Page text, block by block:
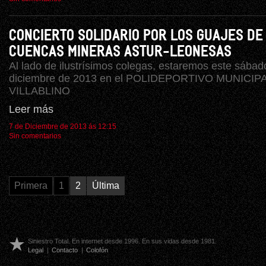
CONCIERTO SOLIDARIO POR LOS GUAJES
CUENCAS MINERAS ASTUR-LEONESAS
Al lado de ilustrísimos colegas, estaremos este
diciembre de 2013 en el POLIDEPORTIVO
VILLABLINO
Leer más
7 de Diciembre de 2013 ás 12:15
Sin comentarios
Primera 1 2 Última
Siniestro Total. En internet desde 1996. En sus vidas desde 1981.
Legal | Contacto | Colofón